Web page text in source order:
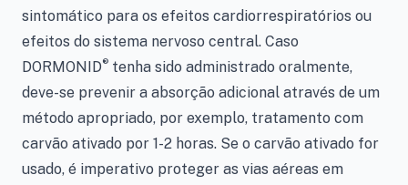
sintomático para os efeitos cardiorrespiratórios ou
efeitos do sistema nervoso central. Caso
DORMONID® tenha sido administrado oralmente,
deve-se prevenir a absorção adicional através de um
método apropriado, por exemplo, tratamento com
carvão ativado por 1-2 horas. Se o carvão ativado for
usado, é imperativo proteger as vias aéreas em